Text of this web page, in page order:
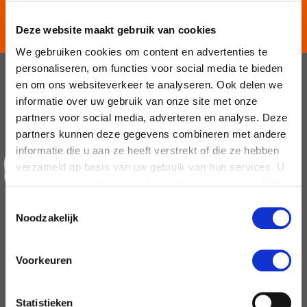
Deze website maakt gebruik van cookies
We gebruiken cookies om content en advertenties te
personaliseren, om functies voor social media te bieden
en om ons websiteverkeer te analyseren. Ook delen we
informatie over uw gebruik van onze site met onze
partners voor social media, adverteren en analyse. Deze
partners kunnen deze gegevens combineren met andere
informatie die u aan ze heeft verstrekt of die ze hebben
verzameld op basis van uw gebruik van hun services. U
Noodzakelijk
Voorkeuren
Statistieken
BEWEGING